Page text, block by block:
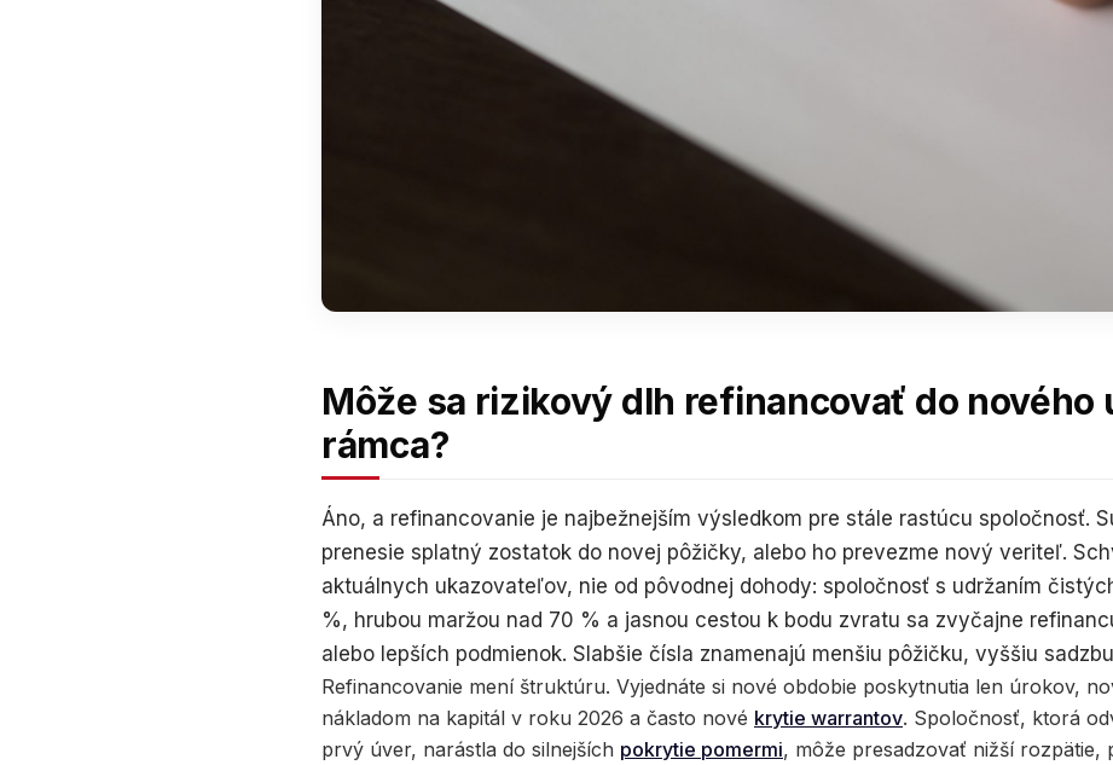
Môže sa rizikový dlh refinancovať do nového
rámca?
Áno, a refinancovanie je najbežnejším výsledkom pre stále rastúcu spoločnosť.
prenesie splatný zostatok do novej pôžičky, alebo ho prevezme nový veriteľ.
aktuálnych ukazovateľov, nie od pôvodnej dohody: spoločnosť s udržaním
%, hrubou maržou nad 70 % a jasnou cestou k bodu zvratu sa zvyčajne
alebo lepších podmienok. Slabšie čísla znamenajú menšiu pôžičku, vyššiu
Refinancovanie mení štruktúru. Vyjednáte si nové obdobie poskytnutia len úrokov,
nákladom na kapitál v roku 2026 a často nové krytie warrantov. Spoločnosť, ktorá
prvý úver, narástla do silnejších pokrytie pomermi, môže presadzovať nižší rozpätie,